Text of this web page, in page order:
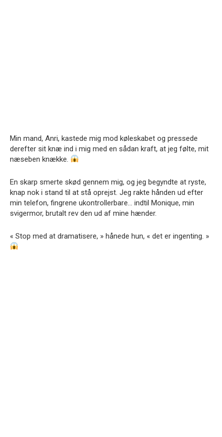
Min mand, Anri, kastede mig mod køleskabet og pressede
derefter sit knæ ind i mig med en sådan kraft, at jeg følte, mit
næseben knække.
En skarp smerte skød gennem mig, og jeg begyndte at ryste,
knap nok i stand til at stå oprejst. Jeg rakte hånden ud efter
min telefon, fingrene ukontrollerbare… indtil Monique, min
svigermor, brutalt rev den ud af mine hænder.
« Stop med at dramatisere, » hånede hun, « det er ingenting. »